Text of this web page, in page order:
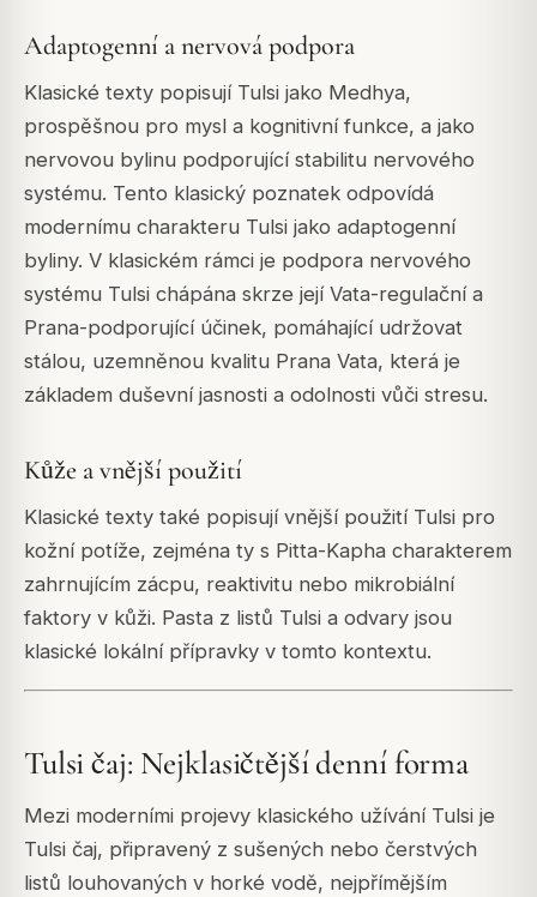
Adaptogenní a nervová podpora
Klasické texty popisují Tulsi jako Medhya,
prospěšnou pro mysl a kognitivní funkce, a jako
nervovou bylinu podporující stabilitu nervového
systému. Tento klasický poznatek odpovídá
modernímu charakteru Tulsi jako adaptogenní
byliny. V klasickém rámci je podpora nervového
systému Tulsi chápána skrze její Vata-regulační a
Prana-podporující účinek, pomáhající udržovat
stálou, uzemněnou kvalitu Prana Vata, která je
základem duševní jasnosti a odolnosti vůči stresu.
Kůže a vnější použití
Klasické texty také popisují vnější použití Tulsi pro
kožní potíže, zejména ty s Pitta-Kapha charakterem
zahrnujícím zácpu, reaktivitu nebo mikrobiální
faktory v kůži. Pasta z listů Tulsi a odvary jsou
klasické lokální přípravky v tomto kontextu.
Tulsi čaj: Nejklasičtější denní forma
Mezi moderními projevy klasického užívání Tulsi je
Tulsi čaj, připravený z sušených nebo čerstvých
listů louhovaných v horké vodě, nejpřímějším